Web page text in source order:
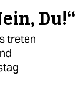
Du!“
treten